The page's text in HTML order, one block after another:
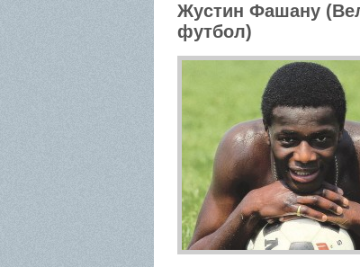
Жустин Фашану
футбол)